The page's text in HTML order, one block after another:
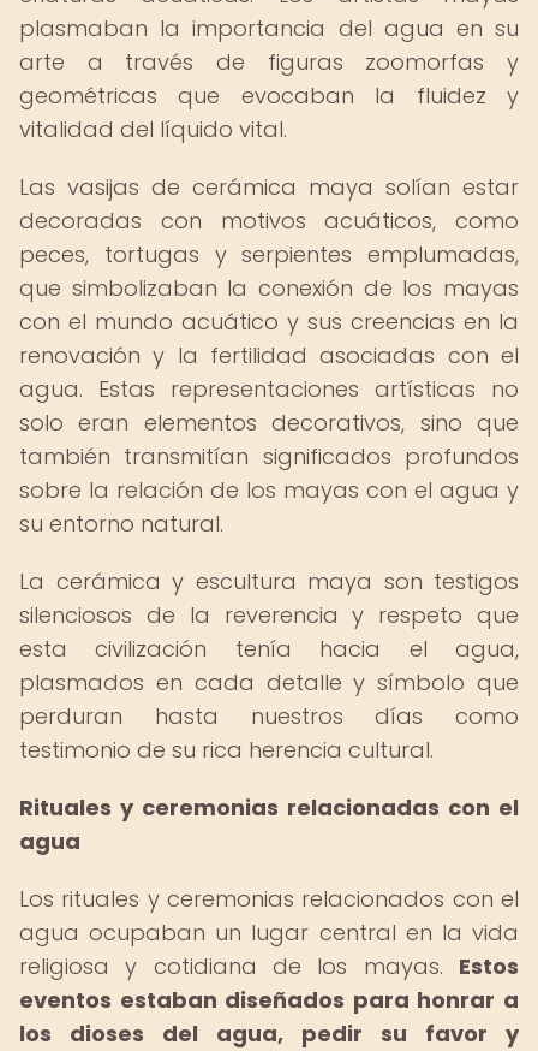
plasmaban la importancia del agua en su
arte a través de figuras zoomorfas y
geométricas que evocaban la fluidez y
vitalidad del líquido vital.
Las vasijas de cerámica maya solían estar
decoradas con motivos acuáticos, como
peces, tortugas y serpientes emplumadas,
que simbolizaban la conexión de los mayas
con el mundo acuático y sus creencias en la
renovación y la fertilidad asociadas con el
agua. Estas representaciones artísticas no
solo eran elementos decorativos, sino que
también transmitían significados profundos
sobre la relación de los mayas con el agua y
su entorno natural.
La cerámica y escultura maya son testigos
silenciosos de la reverencia y respeto que
esta civilización tenía hacia el agua,
plasmados en cada detalle y símbolo que
perduran hasta nuestros días como
testimonio de su rica herencia cultural.
Rituales y ceremonias relacionadas con el
agua
Los rituales y ceremonias relacionados con el
agua ocupaban un lugar central en la vida
religiosa y cotidiana de los mayas. Estos
eventos estaban diseñados para honrar a
los dioses del agua, pedir su favor y